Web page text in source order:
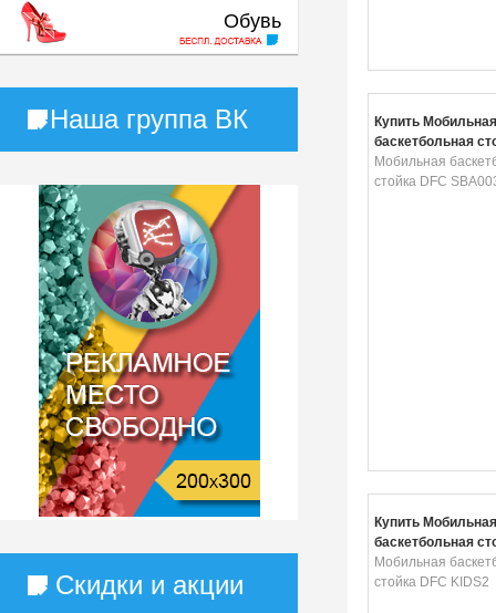
Обувь
Наша группа ВК
Скидки и акции
Купить Мобильная
баскетбольная
SBA003
Мобильная
стойка DFC
Купить Мобильная
баскетбольная
KIDS2
Мобильная
стойка DFC KIDS2